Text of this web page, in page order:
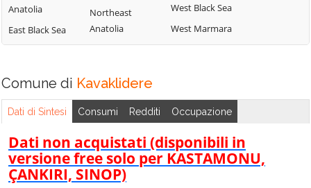
Anatolia
East Black Sea
Northeast
Anatolia
West Black Sea
West Marmara
Comune di Kavaklidere
Dati di Sintesi Consumi Redditi Occupazione
Dati non acquistati (disponibili in
versione free solo per KASTAMONU,
ÇANKIRI, SINOP)